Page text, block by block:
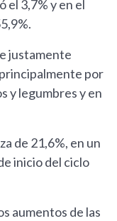
el 3,7% y en el
justamente
por
y legumbres y en
de 21,6%, en un
inicio del ciclo
aumentos de las